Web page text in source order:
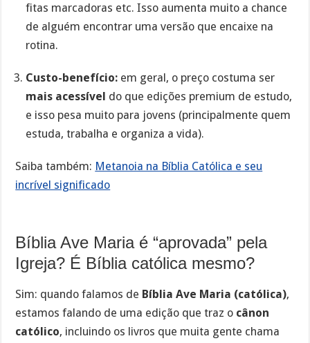
fitas marcadoras etc. Isso aumenta muito a chance
de alguém encontrar uma versão que encaixe na
rotina.
Custo-benefício: em geral, o preço costuma ser
mais acessível do que edições premium de estudo,
e isso pesa muito para jovens (principalmente quem
estuda, trabalha e organiza a vida).
Saiba também: Metanoia na Bíblia Católica e seu
incrível significado
Bíblia Ave Maria é “aprovada” pela
Igreja? É Bíblia católica mesmo?
Sim: quando falamos de Bíblia Ave Maria (católica),
estamos falando de uma edição que traz o cânon
católico, incluindo os livros que muita gente chama